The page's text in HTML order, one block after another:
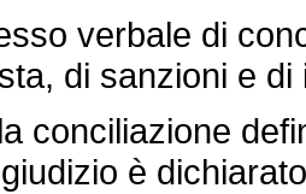
verbale di
di sanzioni e di
è